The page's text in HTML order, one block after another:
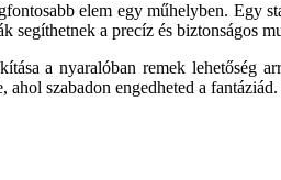
elem egy műhelyben. Egy
segíthetnek a precíz és biztonságos
a nyaralóban remek lehetőség
ahol szabadon engedheted a